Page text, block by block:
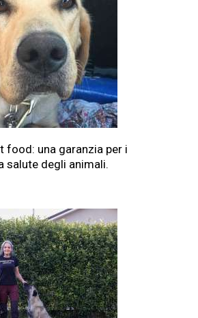
food: una garanzia per i
salute degli animali.